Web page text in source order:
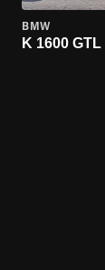
BMW
K 1600 GTL